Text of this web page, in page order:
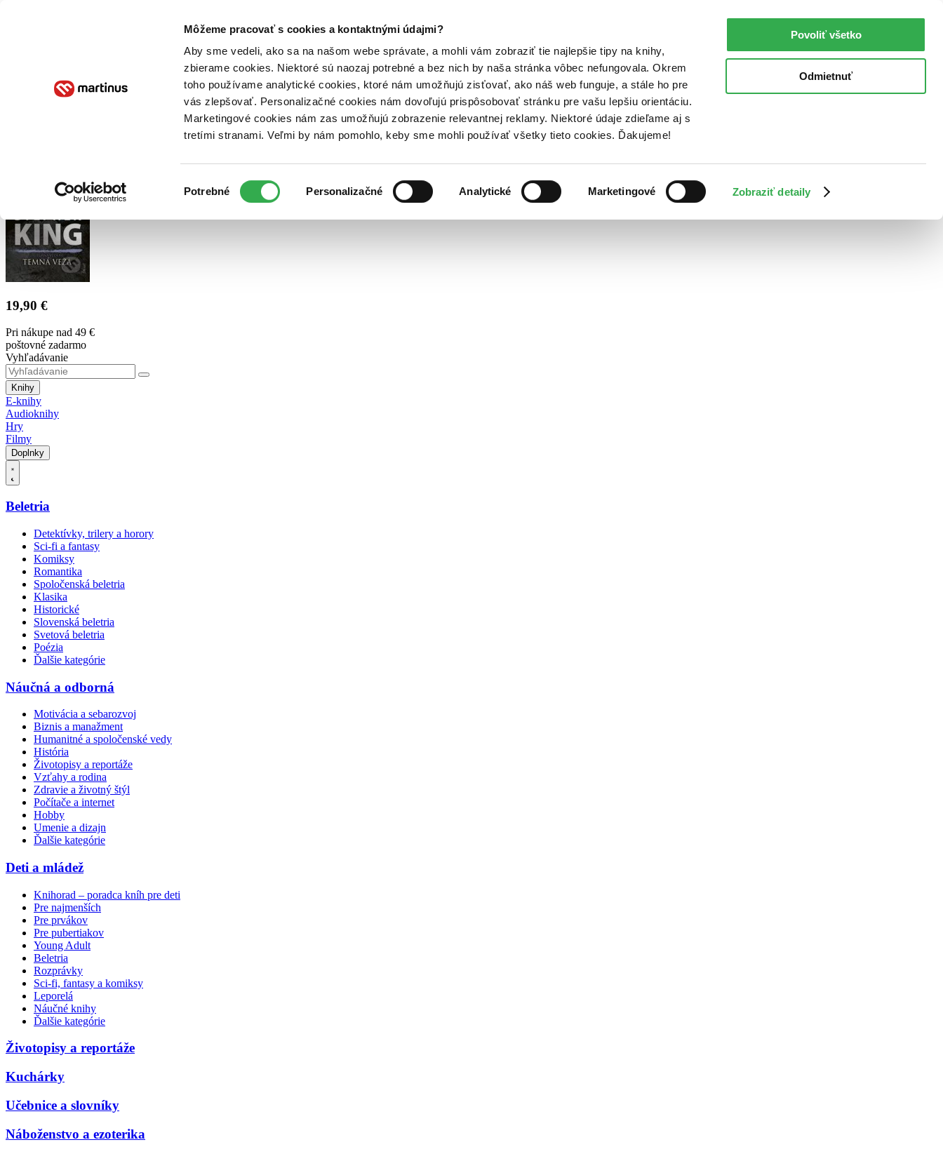
Môžeme pracovať s cookies a kontaktnými údajmi?
Aby sme vedeli, ako sa na našom webe správate, a mohli vám zobraziť tie najlepšie tipy na knihy,
zbierame cookies. Niektoré sú naozaj potrebné a bez nich by naša stránka vôbec nefungovala. Okrem
toho používame analytické cookies, ktoré nám umožňujú zisťovať, ako náš web funguje, a stále ho pre
vás zlepšovať. Personalizačné cookies nám dovoľujú prispôsobovať stránku pre vašu lepšiu orientáciu.
Marketingové cookies nám zas umožňujú zobrazenie relevantnej reklamy. Niektoré údaje zdieľame aj s
tretími stranami. Veľmi by nám pomohlo, keby sme mohli používať všetky tieto cookies. Ďakujeme!
súhlasu
Potrebné Personalizačné Analytické Marketingové Zobraziť detaily
Povoliť všetko
Odmietnuť
Poukážky Kontakt
19,90 €
Pri nákupe nad 49 €
poštovné zadarmo
Vyhľadávanie
Knihy
E-knihy
Audioknihy
Hry
Filmy
Doplnky
Beletria
Detektívky, trilery a horory
Sci-fi a fantasy
Komiksy
Romantika
Spoločenská beletria
Klasika
Historické
Slovenská beletria
Svetová beletria
Poézia
Ďalšie kategórie
Náučná a odborná
Motivácia a sebarozvoj
Biznis a manažment
Humanitné a spoločenské vedy
História
Životopisy a reportáže
Vzťahy a rodina
Zdravie a životný štýl
Počítače a internet
Hobby
Umenie a dizajn
Ďalšie kategórie
Deti a mládež
Knihorad – poradca kníh pre deti
Pre najmenších
Pre prvákov
Pre pubertiakov
Young Adult
Beletria
Rozprávky
Sci-fi, fantasy a komiksy
Leporelá
Náučné knihy
Ďalšie kategórie
Životopisy a reportáže
Kuchárky
Učebnice a slovníky
Náboženstvo a ezoterika